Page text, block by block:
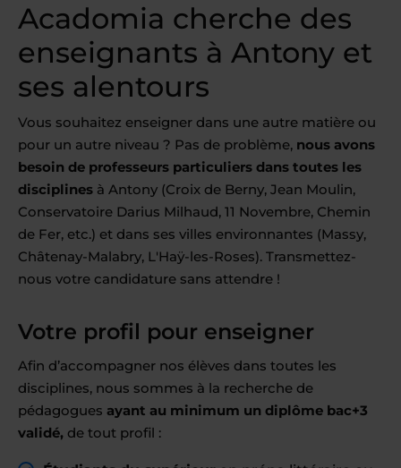
Acadomia cherche des
enseignants à Antony et
ses alentours
Vous souhaitez enseigner dans une autre matière ou
pour un autre niveau ? Pas de problème, nous avons
besoin de professeurs particuliers dans toutes les
disciplines à Antony (Croix de Berny, Jean Moulin,
Conservatoire Darius Milhaud, 11 Novembre, Chemin
de Fer, etc.) et dans ses villes environnantes (Massy,
Châtenay-Malabry, L'Haÿ-les-Roses). Transmettez-
nous votre candidature sans attendre !
Votre profil pour enseigner
Afin d’accompagner nos élèves dans toutes les
disciplines, nous sommes à la recherche de
pédagogues ayant au minimum un diplôme bac+3
validé, de tout profil :